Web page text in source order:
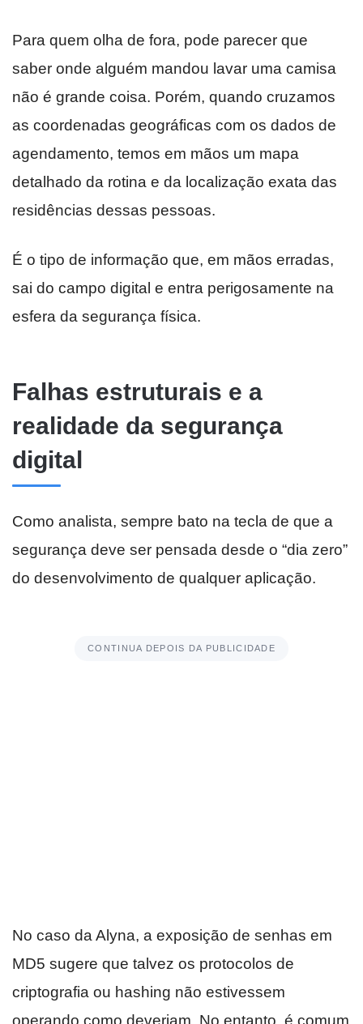
Para quem olha de fora, pode parecer que
saber onde alguém mandou lavar uma camisa
não é grande coisa. Porém, quando cruzamos
as coordenadas geográficas com os dados de
agendamento, temos em mãos um mapa
detalhado da rotina e da localização exata das
residências dessas pessoas.
É o tipo de informação que, em mãos erradas,
sai do campo digital e entra perigosamente na
esfera da segurança física.
Falhas estruturais e a
realidade da segurança
digital
Como analista, sempre bato na tecla de que a
segurança deve ser pensada desde o “dia zero”
do desenvolvimento de qualquer aplicação.
CONTINUA DEPOIS DA PUBLICIDADE
No caso da Alyna, a exposição de senhas em
MD5 sugere que talvez os protocolos de
criptografia ou hashing não estivessem
operando como deveriam. No entanto, é comum